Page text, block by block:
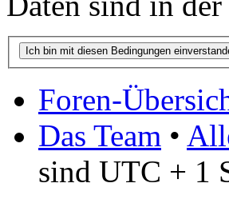
Foren-
Das Team •
sind UTC + 1